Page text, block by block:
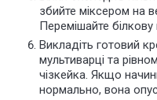
збийте міксером на
Перемішайте
Викладіть готовий
мультиварці та
чізкейка. Якщо
нормально, вона